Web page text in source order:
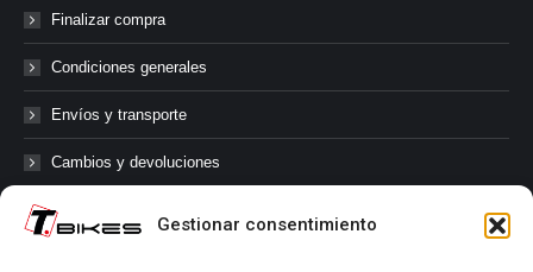
Gestionar consentimiento
Finalizar compra
Condiciones generales
Envíos y transporte
Cambios y devoluciones